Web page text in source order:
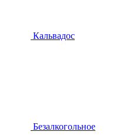
Кальвадос
Безалкогольное